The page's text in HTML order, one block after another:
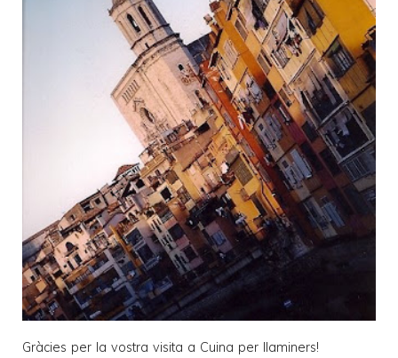
Gràcies per la vostra visita a Cuina per llaminers!